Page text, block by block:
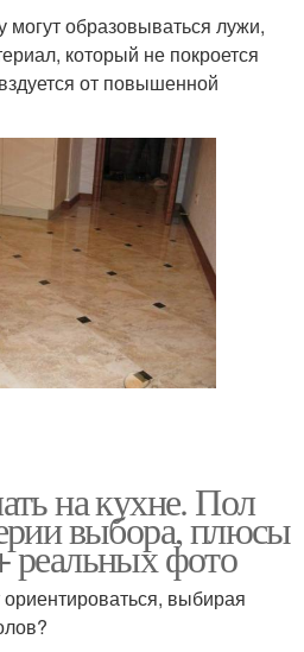
могут образовываться лужи,
который не покроется
от повышенной
на кухне. Пол
выбора, плюсы
реальных фото
выбирая